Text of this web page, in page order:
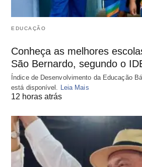
EDUCAÇÃO
Conheça as melhores
São Bernardo, segundo o
Índice de Desenvolvimento da Educação
está disponível. Leia Mais
12 horas atrás